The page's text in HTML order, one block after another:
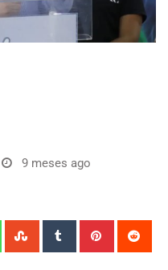
9 meses ago
WhatsappStumbleUpon
Tumblr Pinterest